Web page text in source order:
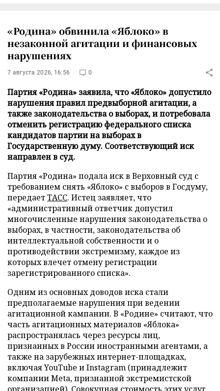
«Родина» обвинила «Яблоко» в
незаконной агитации и финансовых
нарушениях
7 августа 2026, 16:56 0
Партия «Родина» заявила, что «Яблоко» допустило
нарушения правил предвыборной агитации, а
также законодательства о выборах, и потребовала
отменить регистрацию федерального списка
кандидатов партии на выборах в
Государственную думу. Соответствующий иск
направлен в суд.
Партия «Родина» подала иск в Верховный суд с
требованием снять «Яблоко» с выборов в Госдуму,
передаетТАСС. Истец заявляет, что
«административный ответчик допустил
многочисленные нарушения законодательства о
выборах, в частности, законодательства об
интеллектуальной собственности и о
противодействии экстремизму, каждое из
которых влечет отмену регистрации
зарегистрированного списка».
Одним из основных доводов иска стали
предполагаемые нарушения при ведении
агитационной кампании. В «Родине» считают, что
часть агитационных материалов «Яблока»
распространялась через ресурсы лиц,
признанных в России иностранными агентами, а
также на зарубежных интернет-площадках,
включая YouTube и Instagram (принадлежит
компании Meta, признанной экстремистской